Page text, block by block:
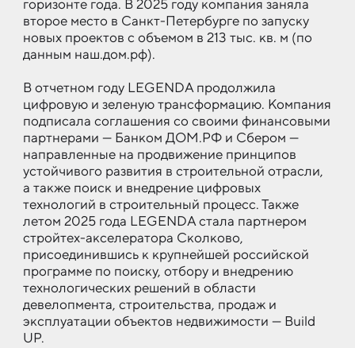
горизонте года. В 2025 году компания заняла
второе место в Санкт-Петербурге по запуску
новых проектов с объемом в 213 тыс. кв. м (по
данным наш.дом.рф).
В отчетном году LEGENDA продолжила
цифровую и зеленую трансформацию. Компания
подписала соглашения со своими финансовыми
партнерами — Банком ДОМ.РФ и Сбером —
направленные на продвижение принципов
устойчивого развития в строительной отрасли,
а также поиск и внедрение цифровых
технологий в строительный процесс. Также
летом 2025 года LEGENDA стала партнером
стройтех-акселератора Сколково,
присоединившись к крупнейшей российской
программе по поиску, отбору и внедрению
технологических решений в области
девелопмента, строительства, продаж и
эксплуатации объектов недвижимости — Build
UP.